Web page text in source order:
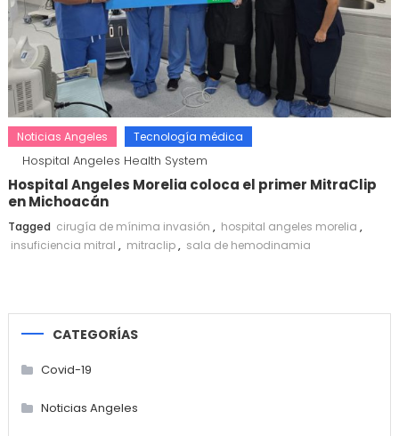
Noticias Angeles Tecnología médica
Hospital Angeles Health System
Hospital Angeles Morelia coloca el primer MitraClip
en Michoacán
Tagged cirugía de mínima invasión , hospital angeles morelia ,
insuficiencia mitral , mitraclip, sala de hemodinamia
CATEGORÍAS
Covid-19
Noticias Angeles